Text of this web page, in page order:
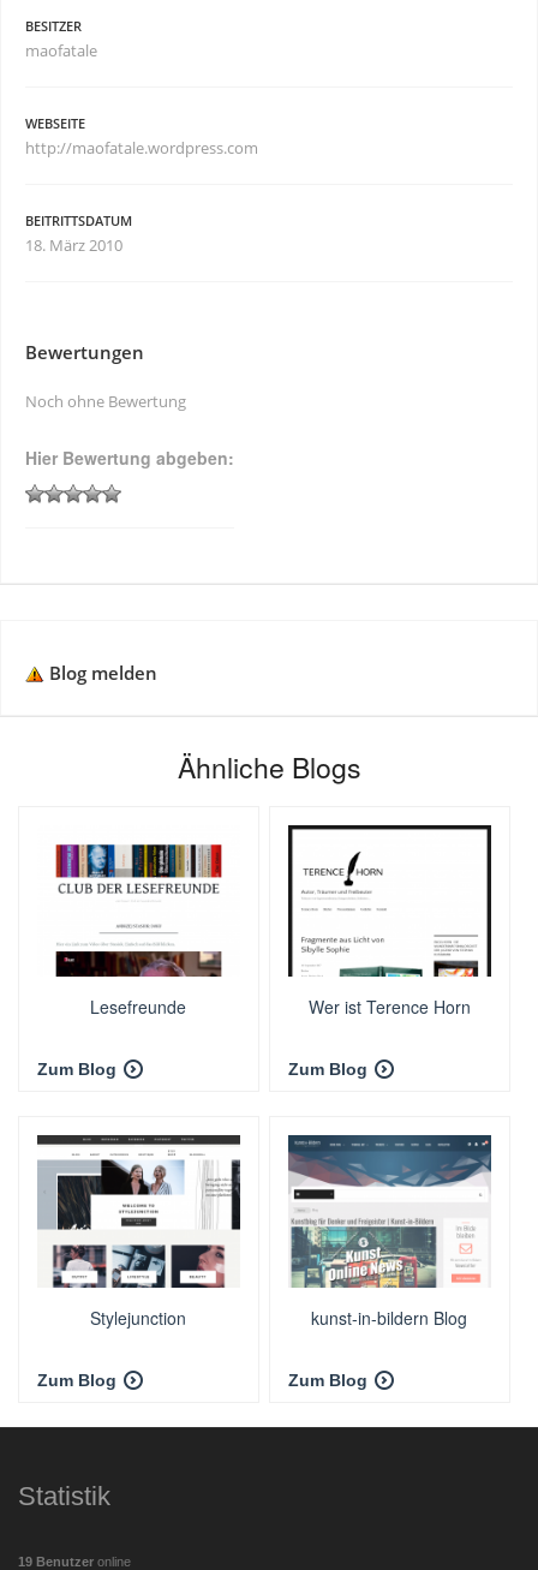
BESITZER
maofatale
WEBSEITE
http://maofatale.wordpress.com
BEITRITTSDATUM
18. März 2010
Bewertungen
Noch ohne Bewertung
Hier Bewertung abgeben:
Blog melden
Ähnliche Blogs
Lesefreunde
Zum Blog
Wer ist Terence Horn
Zum Blog
Stylejunction
Zum Blog
kunst-in-bildern Blog
Zum Blog
Statistik
19 Benutzer online